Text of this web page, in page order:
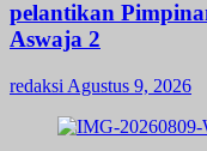
pelantikan
Aswaja 2
redaksi Agustus 9, 2026